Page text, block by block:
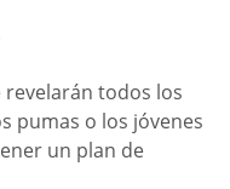
revelarán todos los
pumas o los jóvenes
un plan de